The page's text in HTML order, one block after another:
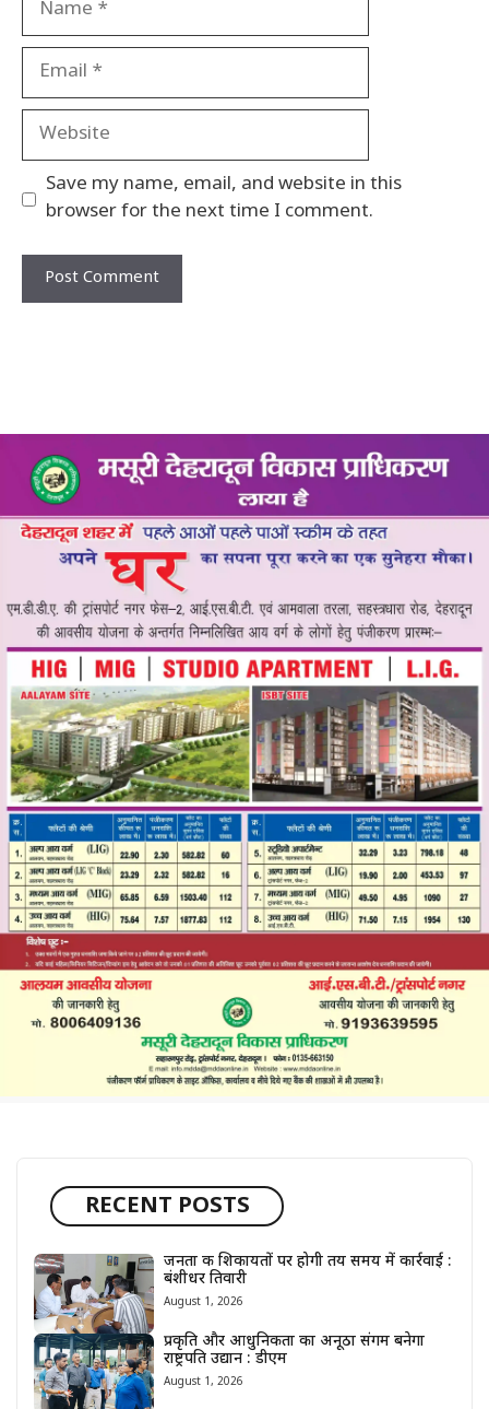
Email
Website
Save my name, email, and website in this
browser for the next time I comment.
RECENT POSTS
जनता की शिकायतों पर होगी तय समय में कार्रवाई :
बंशीधर तिवारी
August 1, 2026
प्रकृति और आधुनिकता का अनूठा संगम बनेगा
राष्ट्रपति उद्यान : डीएम
August 1, 2026